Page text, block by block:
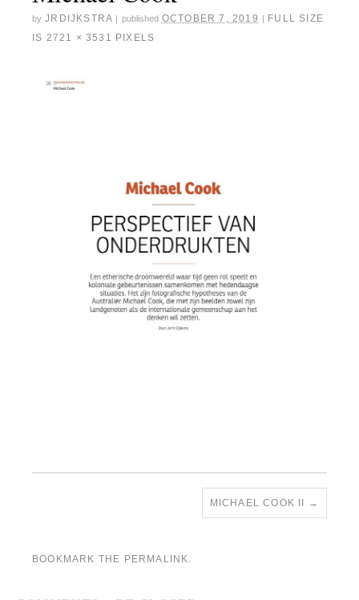
by JRDIJKSTRA | published OCTOBER 7, 2019 | FULL SIZE
IS 2721 × 3531 PIXELS
MICHAEL COOK II
BOOKMARK THE PERMALINK